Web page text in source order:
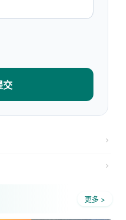
交
更多 >